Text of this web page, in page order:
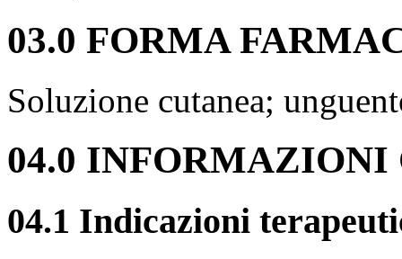
03.0 FORMA
Soluzione cutanea;
04.0
04.1 Indicazioni